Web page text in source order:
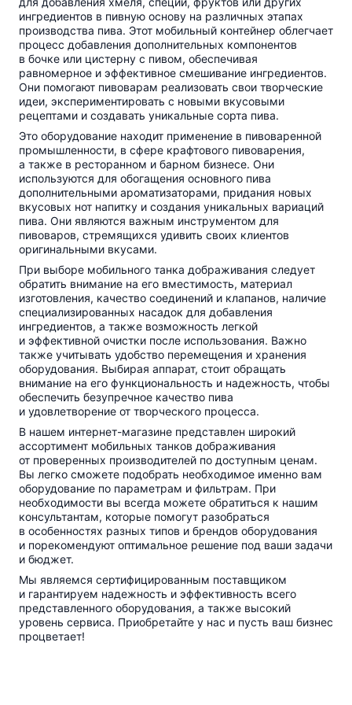
ингредиентов в пивную основу на различных этапах
производства пива. Этот мобильный контейнер облегчает
процесс добавления дополнительных компонентов
в бочке или цистерну с пивом, обеспечивая
равномерное и эффективное смешивание ингредиентов.
Они помогают пивоварам реализовать свои творческие
идеи, экспериментировать с новыми вкусовыми
рецептами и создавать уникальные сорта пива.
Это оборудование находит применение в пивоваренной
промышленности, в сфере крафтового пивоварения,
а также в ресторанном и барном бизнесе. Они
используются для обогащения основного пива
дополнительными ароматизаторами, придания новых
вкусовых нот напитку и создания уникальных вариаций
пива. Они являются важным инструментом для
пивоваров, стремящихся удивить своих клиентов
оригинальными вкусами.
При выборе мобильного танка дображивания следует
обратить внимание на его вместимость, материал
изготовления, качество соединений и клапанов, наличие
специализированных насадок для добавления
ингредиентов, а также возможность легкой
и эффективной очистки после использования. Важно
также учитывать удобство перемещения и хранения
оборудования. Выбирая аппарат, стоит обращать
внимание на его функциональность и надежность, чтобы
обеспечить безупречное качество пива
и удовлетворение от творческого процесса.
В нашем интернет-магазине представлен широкий
ассортимент мобильных танков дображивания
от проверенных производителей по доступным ценам.
Вы легко сможете подобрать необходимое именно вам
оборудование по параметрам и фильтрам. При
необходимости вы всегда можете обратиться к нашим
консультантам, которые помогут разобраться
в особенностях разных типов и брендов оборудования
и порекомендуют оптимальное решение под ваши задачи
и бюджет.
Мы являемся сертифицированным поставщиком
и гарантируем надежность и эффективность всего
представленного оборудования, а также высокий
уровень сервиса. Приобретайте у нас и пусть ваш бизнес
процветает!